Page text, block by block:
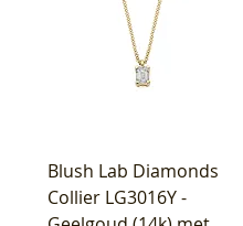
Blush Lab Diamonds
Collier LG3016Y -